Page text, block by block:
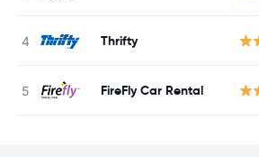
Thrifty
FireFly Car Rental